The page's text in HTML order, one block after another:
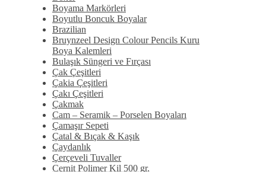
Boyama Markörleri
Boyutlu Boncuk Boyalar
Brazilian
Bruynzeel Design Colour Pencils Kuru
Boya Kalemleri
Bulaşık Süngeri ve Fırçası
Çak Çeşitleri
Çakia Çeşitleri
Çakı Çeşitleri
Çakmak
Cam – Seramik – Porselen Boyaları
Çamaşır Sepeti
Çatal & Bıçak & Kaşık
Çaydanlık
Çerçeveli Tuvaller
Cernit Polimer Kil 500 gr.